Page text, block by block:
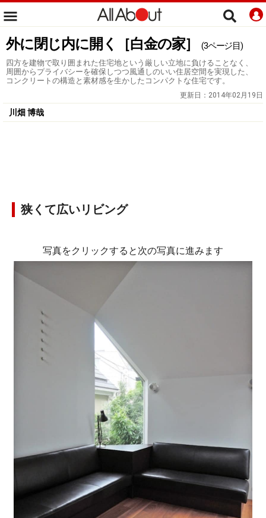
外に閉じ内に開く［白金の家］ (3ページ目)
四方を建物で取り囲まれた住宅地という厳しい立地に負けることなく、
周囲からプライバシーを確保しつつ風通しのいい住居空間を実現した、
コンクリートの構造と素材感を生かしたコンパクトな住宅です。
更新日： 2014年02月19日
川畑 博哉
狭くて広いリビング
写真をクリックすると次の写真に進みます